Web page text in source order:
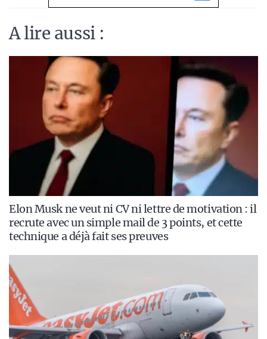
A lire aussi :
Elon Musk ne veut ni CV ni lettre de motivation : il
recrute avec un simple mail de 3 points, et cette
technique a déjà fait ses preuves